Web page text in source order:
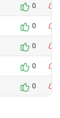
0
0
0
0
0